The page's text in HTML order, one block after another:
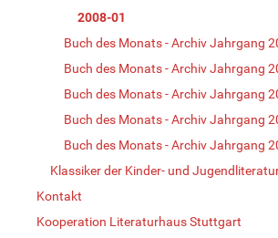
2008-01
Buch des Monats - Archiv Jahrgang
Buch des Monats - Archiv Jahrgang
Buch des Monats - Archiv Jahrgang
Buch des Monats - Archiv Jahrgang
Buch des Monats - Archiv Jahrgang
Klassiker der Kinder- und
Kontakt
Kooperation Literaturhaus Stuttgart